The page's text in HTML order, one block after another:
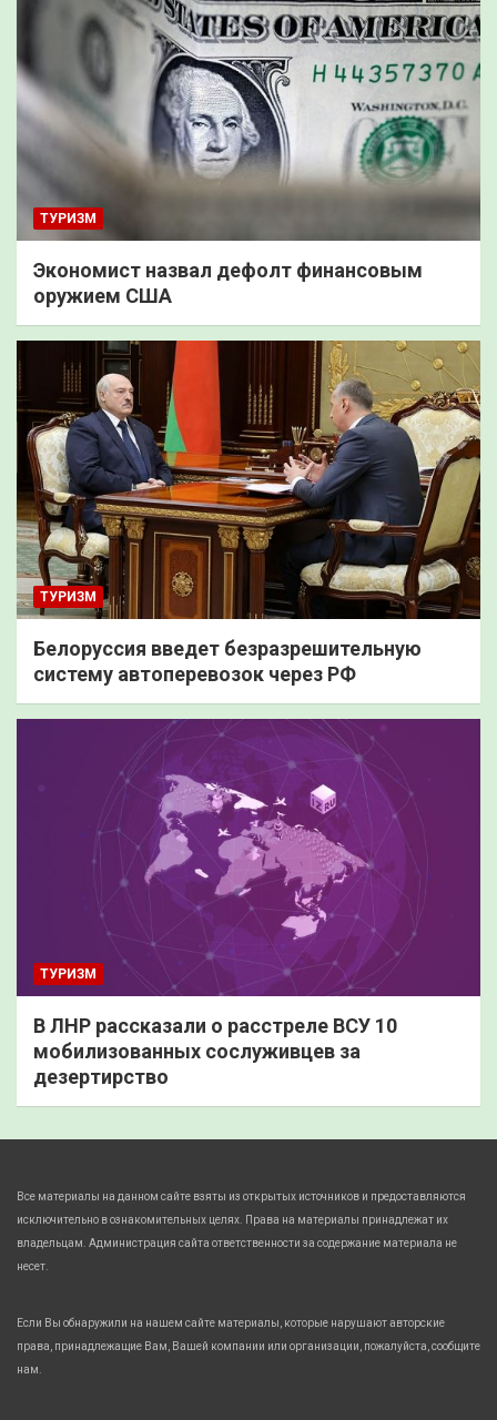
ТУРИЗМ
Экономист назвал дефолт финансовым
оружием США
ТУРИЗМ
Белоруссия введет безразрешительную
систему автоперевозок через РФ
ТУРИЗМ
В ЛНР рассказали о расстреле ВСУ 10
мобилизованных сослуживцев за
дезертирство
Все материалы на данном сайте взяты из открытых источников и предоставляются
исключительно в ознакомительных целях. Права на материалы принадлежат их
владельцам. Администрация сайта ответственности за содержание материала не
несет.
Если Вы обнаружили на нашем сайте материалы, которые нарушают авторские
права, принадлежащие Вам, Вашей компании или организации, пожалуйста, сообщите
нам.